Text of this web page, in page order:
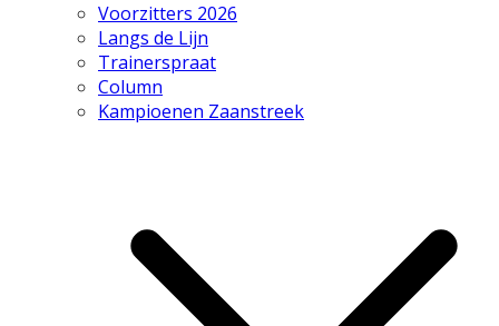
Voorzitters 2026
Langs de Lijn
Trainerspraat
Column
Kampioenen Zaanstreek